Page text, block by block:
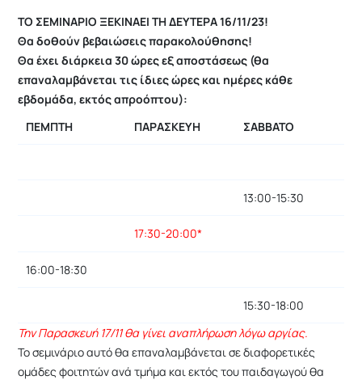
ΤΟ ΣΕΜΙΝΑΡΙΟ ΞΕΚΙΝΑΕΙ ΤΗ ΔΕΥΤΕΡΑ 16/11/23!
Θα δοθούν βεβαιώσεις παρακολούθησης!
Θα έχει διάρκεια 30 ώρες εξ αποστάσεως (θα
επαναλαμβάνεται τις ίδιες ώρες και ημέρες κάθε
εβδομάδα, εκτός απροόπτου):
ΠΕΜΠΤΗ
ΠΑΡΑΣΚΕΥΗ ΣΑΒΒΑΤΟ
13:00-15:30
17:30-20:00*
16:00-18:30
15:30-18:00
Την Παρασκευή 17/11 θα γίνει αναπλήρωση λόγω αργίας.
Το σεμινάριο αυτό θα επαναλαμβάνεται σε διαφορετικές
ομάδες φοιτητών ανά τμήμα και εκτός του παιδαγωγού θα